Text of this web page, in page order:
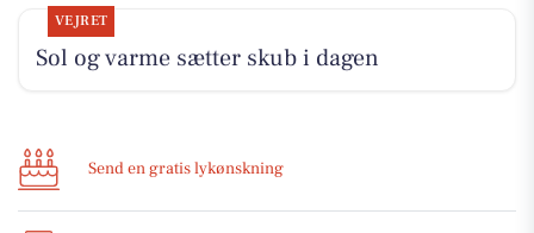
VEJRET
Sol og varme sætter skub i dagen
Send en gratis lykønskning